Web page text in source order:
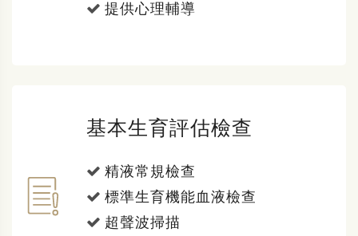
提供心理輔導
基本生育評估檢查
精液常規檢查
標準生育機能血液檢查
超聲波掃描